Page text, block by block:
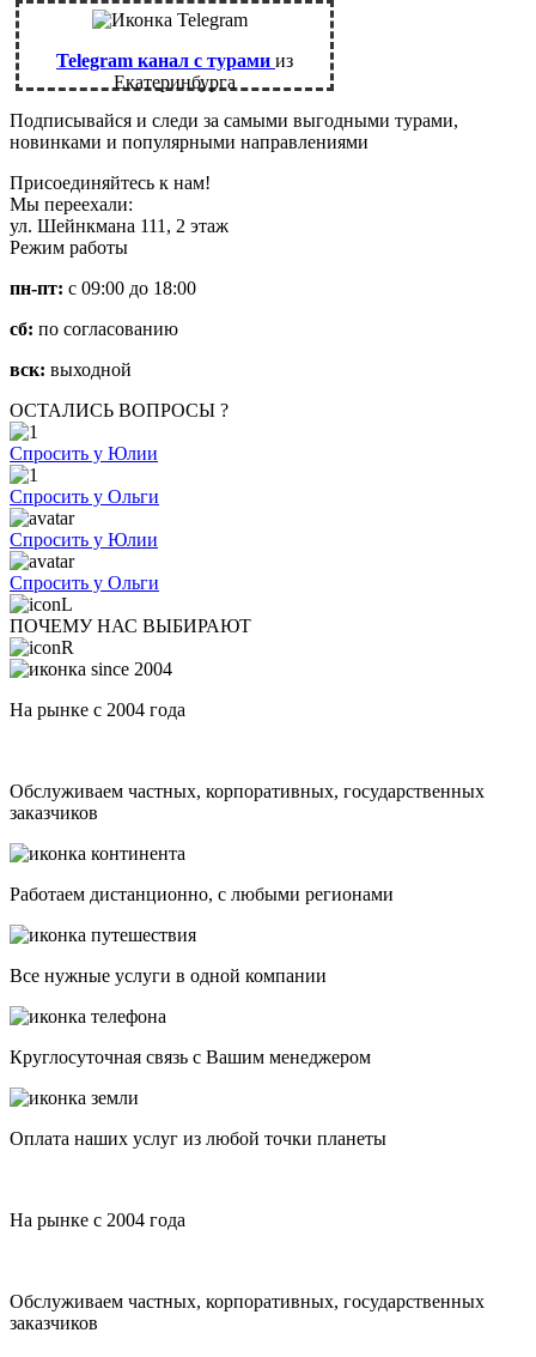
Telegram канал с турами из
Екатеринбурга
Подписывайся и следи за самыми выгодными турами,
новинками и популярными направлениями
Присоединяйтесь к нам!
Мы переехали:
ул. Шейнкмана 111, 2 этаж
Режим работы
пн-пт: с 09:00 до 18:00
сб: по согласованию
вск: выходной
ОСТАЛИСЬ ВОПРОСЫ ?
Спросить у Юлии
Спросить у Ольги
Спросить у Юлии
Спросить у Ольги
ПОЧЕМУ НАС ВЫБИРАЮТ
На рынке с 2004 года
Обслуживаем частных, корпоративных, государственных
заказчиков
Работаем дистанционно, с любыми регионами
Все нужные услуги в одной компании
Круглосуточная связь с Вашим менеджером
Оплата наших услуг из любой точки планеты
На рынке с 2004 года